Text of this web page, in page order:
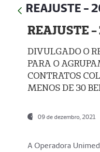
REAJUSTE -
REAJUSTE
DIVULGADO O
PARA O
CONTRATOS
MENOS DE 30
09 de dezembro, 2021
A Operadora